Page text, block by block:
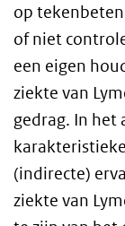
op
of niet
een eigen
ziekte van
gedrag. In het
(indirecte)
ziekte van